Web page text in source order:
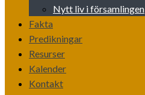
Nytt liv i församlingen
Fakta
Predikningar
Resurser
Kalender
Kontakt